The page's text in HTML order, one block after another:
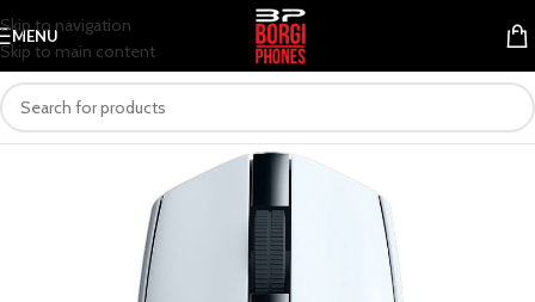
Skip to navigation
Skip to main content
MENU